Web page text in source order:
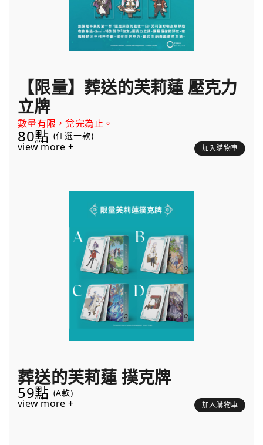
【限量】葬送的芙莉蓮 壓克力
立牌
數量有限，兌完為止。
80點 (任選一款)
view more + 加入購物車
葬送的芙莉蓮 撲克牌
59點 (A款)
view more + 加入購物車